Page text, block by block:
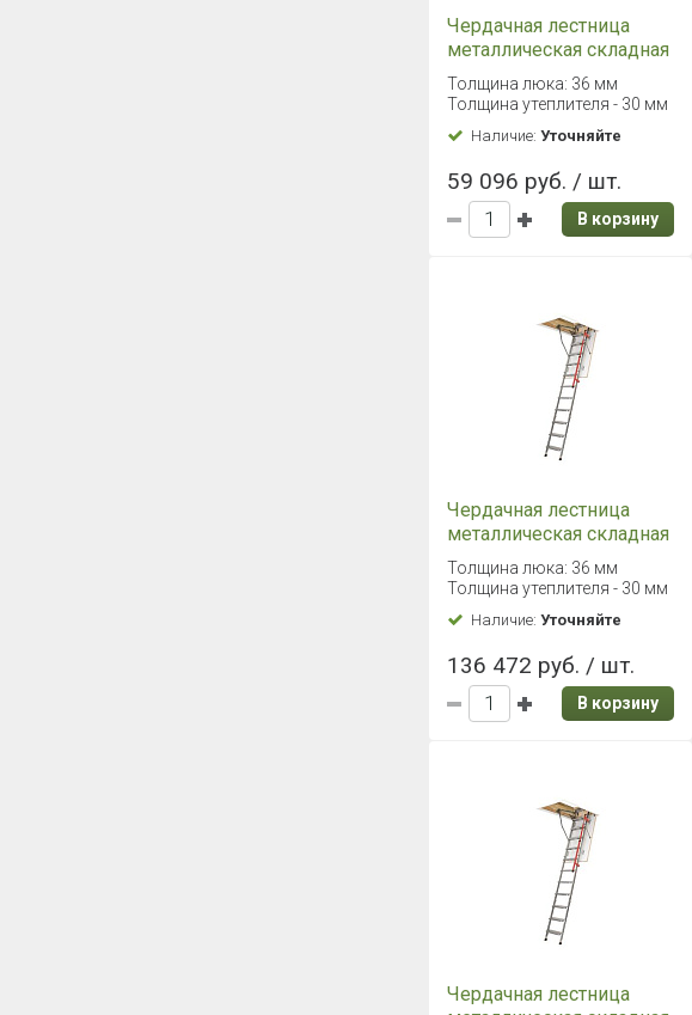
Чердачная лестница
металлическая складная
Fakro LMK 70х140/280
Толщина люка: 36 мм
Толщина утеплителя - 30 мм
Наличие: Уточняйте
59 096 руб. / шт.
В корзину
Чердачная лестница
металлическая складная
Fakro LML 60х120/280
Толщина люка: 36 мм
Толщина утеплителя - 30 мм
Наличие: Уточняйте
136 472 руб. / шт.
В корзину
Чердачная лестница